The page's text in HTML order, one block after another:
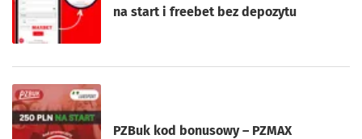
na start i freebet bez depozytu
PZBuk kod bonusowy – PZMAX